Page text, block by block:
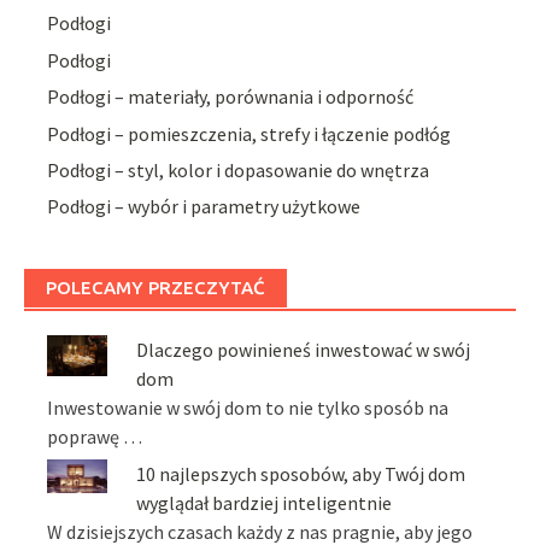
Podłogi
Podłogi
Podłogi – materiały, porównania i odporność
Podłogi – pomieszczenia, strefy i łączenie podłóg
Podłogi – styl, kolor i dopasowanie do wnętrza
Podłogi – wybór i parametry użytkowe
POLECAMY PRZECZYTAĆ
Dlaczego powinieneś inwestować w swój
dom
Inwestowanie w swój dom to nie tylko sposób na
poprawę …
10 najlepszych sposobów, aby Twój dom
wyglądał bardziej inteligentnie
W dzisiejszych czasach każdy z nas pragnie, aby jego